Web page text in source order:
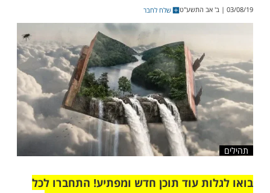
המלכה, מזמור זה מדבר על כיסופים
יתברך, והלל והודאה על חסדיו
שלח לחבר